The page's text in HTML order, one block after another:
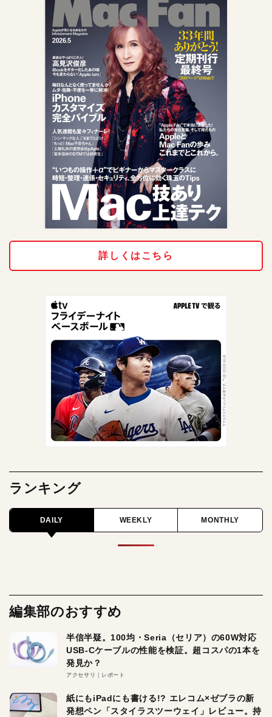
詳しくはこちら
ランキング
DAILY WEEKLY MONTHLY
編集部のおすすめ
半信半疑。100均・Seria（セリア）の60W対応
USB-Cケーブルの性能を検証。超コスパの1本を
発見か？
アクセサリ レポート
紙にもiPadにも書ける!? エレコム×ゼブラの新
発想ペン「スタイラスツーウェイ」レビュー。持